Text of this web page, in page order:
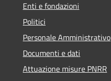
Enti e fondazioni
Politici
Personale Amministrativo
Documenti e dati
Attuazione misure PNRR